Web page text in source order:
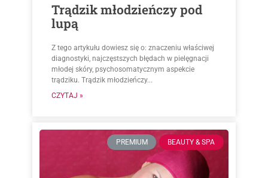
Trądzik młodzieńczy pod
lupą
Z tego artykułu dowiesz się o: znaczeniu właściwej
diagnostyki, najczęstszych błędach w pielęgnacji
młodej skóry, psychosomatycznym aspekcie
trądziku. Trądzik młodzieńczy...
CZYTAJ »
PREMIUM BEAUTY & SPA